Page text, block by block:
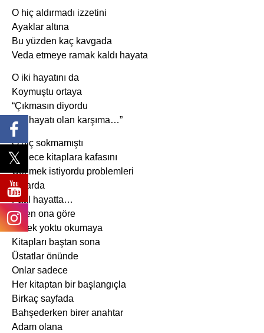
O hiç aldırmadı izzetini
Ayaklar altına
Bu yüzden kaç kavgada
Veda etmeye ramak kaldı hayata
O iki hayatını da
Koymuştu ortaya
“Çıkmasın diyordu
Tek hayatı olan karşıma…”
O hiç sokmamıştı
Sadece kitaplara kafasını
Çözmek istiyordu problemleri
Art arda
Faal hayatta…
Zaten ona göre
Gerek yoktu okumaya
Kitapları baştan sona
Üstatlar önünde
Onlar sadece
Her kitaptan bir başlangıçla
Birkaç sayfada
Bahşederken birer anahtar
Adam olana